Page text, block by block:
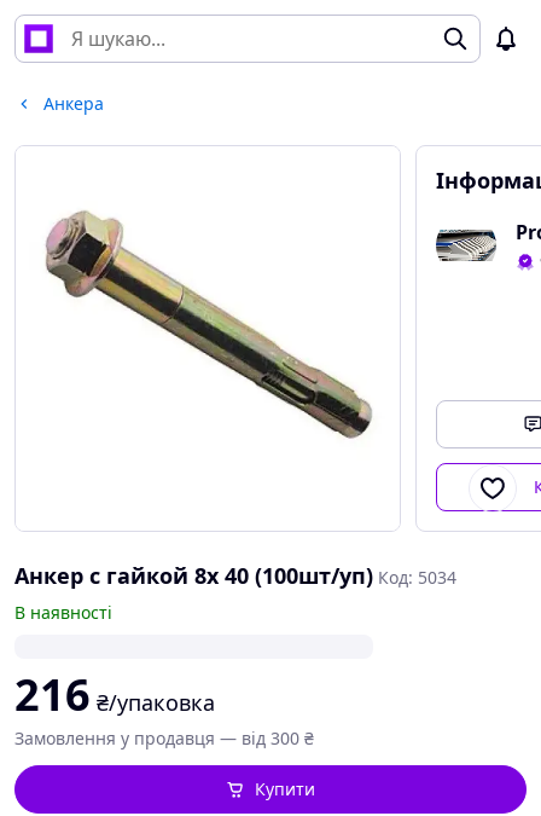
Анкера
Анкер с гайкой 8х 40 (100шт/уп) Код: 5034
В наявності
216 ₴/упаковка
Замовлення у продавця — від 300 ₴
Купити